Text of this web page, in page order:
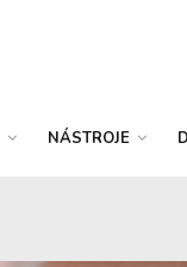
NÁSTROJE